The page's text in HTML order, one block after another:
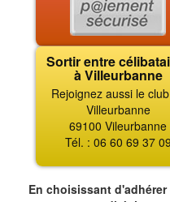
Sortir entre
à Villeurbanne
Rejoignez aussi le
Villeurbanne
69100 Vileurbanne
Tél. : 06 60 69 37 09
En choisissant